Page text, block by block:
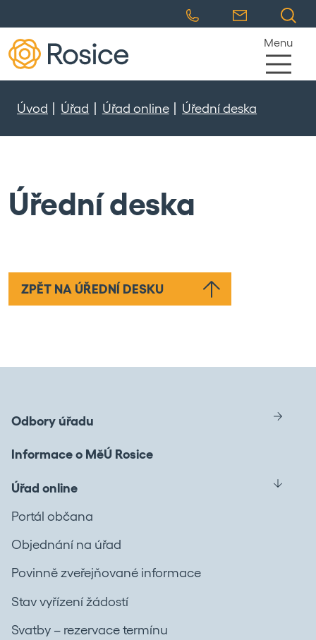
Menu
Úvod Úřad Úřad online Úřední deska
Úřední deska
ZPĚT NA ÚŘEDNÍ DESKU
Odbory úřadu
Informace o MěÚ Rosice
Úřad online
Portál občana
Objednání na úřad
Povinně zveřejňované informace
Stav vyřízení žádostí
Svatby – rezervace termínu